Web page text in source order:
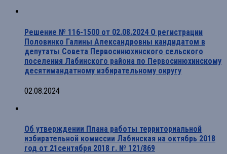
Решение № 116-1500 от 02.08.2024 О регистрации
Половинко Галины Александровны кандидатом в
депутаты Совета Первосинюхинского сельского
поселения Лабинского района по Первосинюхинскому
десятимандатному избирательному округу
02.08.2024
Об утверждении Плана работы территориальной
избирательной комиссии Лабинская на октябрь 2018
год от 21сентября 2018 г. № 121/869